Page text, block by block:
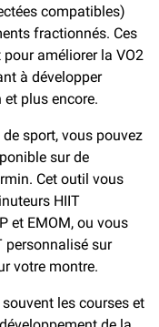
compatibles)
fractionnés. Ces
améliorer la VO2
à développer
et plus encore.
sport, vous pouvez
sur de
Cet outil vous
HIIT
et EMOM, ou vous
personnalisé sur
votre montre.
les courses et